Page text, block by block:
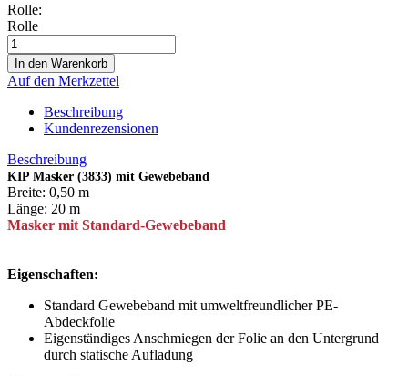
Rolle:
Rolle
Auf den Merkzettel
Beschreibung
Kundenrezensionen
Beschreibung
KIP Masker (3833) mit Gewebeband
Breite: 0,50 m
Länge: 20 m
Masker mit Standard-Gewebeband
Eigenschaften:
Standard Gewebeband mit umweltfreundlicher PE-
Abdeckfolie
Eigenständiges Anschmiegen der Folie an den Untergrund
durch statische Aufladung